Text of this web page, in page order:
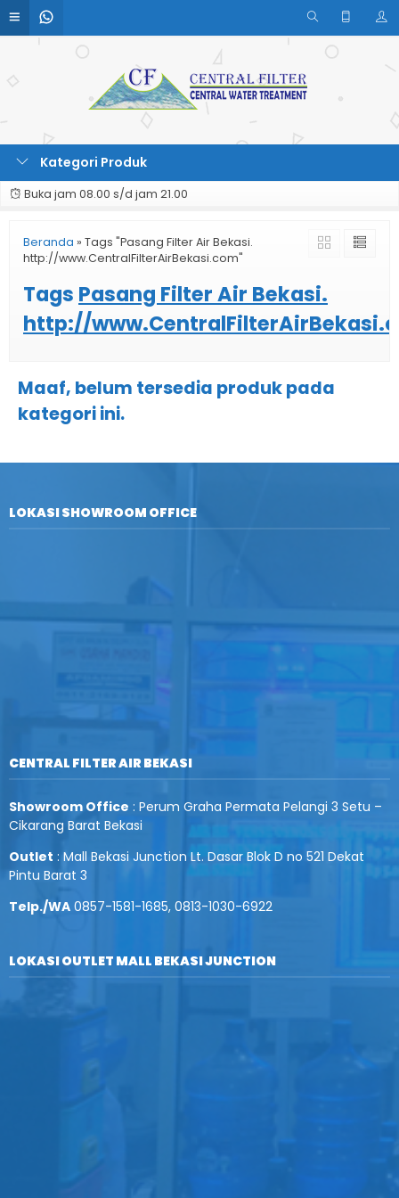
Kategori Produk
Buka jam 08.00 s/d jam 21.00
Beranda » Tags "Pasang Filter Air Bekasi.
http://www.CentralFilterAirBekasi.com"
Tags Pasang Filter Air Bekasi.
http://
Maaf, belum tersedia produk pada
kategori ini.
LOKASI SHOWROOM OFFICE
CENTRAL FILTER AIR BEKASI
Showroom Office : Perum Graha Permata Pelangi 3 Setu –
Cikarang Barat Bekasi
Outlet : Mall Bekasi Junction Lt. Dasar Blok D no 521 Dekat
Pintu Barat 3
Telp./WA 0857-1581-1685, 0813-1030-6922
LOKASI OUTLET MALL BEKASI JUNCTION